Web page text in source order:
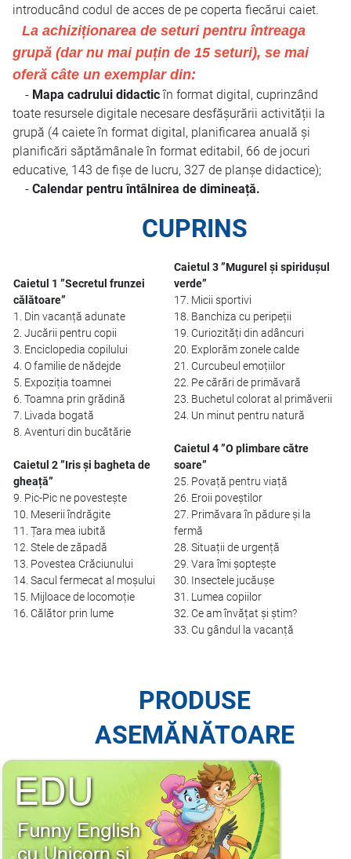
introducând codul de acces de pe coperta fiecărui caiet.
La achiziționarea de seturi pentru întreaga
grupă (dar nu mai puțin de 15 seturi), se mai
oferă câte un exemplar din:
- Mapa cadrului didacticîn format digital, cuprinzând
toate resursele digitale necesare desfășurării activității la
grupă (4 caiete în format digital, planificarea anuală și
planificări săptămânale în format editabil, 66 de jocuri
educative, 143 de fișe de lucru, 327 de planșe didactice);
- Calendar pentru întâlnirea de dimineață.
CUPRINS
Caietul 1 ”Secretul frunzei
călătoare”
1. Din vacanță adunate
2. Jucării pentru copii
3. Enciclopedia copilului
4. O familie de nădejde
5. Expoziția toamnei
6. Toamna prin grădină
7. Livada bogată
8. Aventuri din bucătărie
Caietul 2 ”Iris și bagheta de
gheață”
9. Pic-Pic ne povestește
10. Meserii îndrăgite
11. Țara mea iubită
12. Stele de zăpadă
13. Povestea Crăciunului
14. Sacul fermecat al moșului
15. Mijloace de locomoție
16. Călător prin lume
Caietul 3 ”Mugurel și spiridușul
verde”
17. Micii sportivi
18. Banchiza cu peripeții
19. Curiozități din adâncuri
20. Explorăm zonele calde
21. Curcubeul emoțiilor
22. Pe cărări de primăvară
23. Buchetul colorat al primăverii
24. Un minut pentru natură
Caietul 4 ”O plimbare către
soare”
25. Povață pentru viață
26. Eroii poveștilor
27. Primăvara în pădure și la
fermă
28. Situații de urgență
29. Vara îmi șoptește
30. Insectele jucăușe
31. Lumea copiilor
32. Ce am învățat și știm?
33. Cu gândul la vacanță
PRODUSE
ASEMĂNĂTOARE